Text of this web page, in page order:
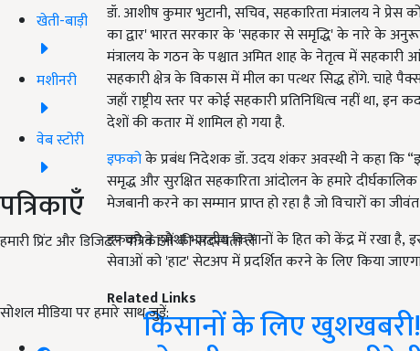
खेती-बाड़ी
मशीनरी
वेब स्टोरी
पत्रिकाएँ
हमारी प्रिंट और डिजिटल पत्रिकाओं की सदस्यता लें
सोशल मीडिया पर हमारे साथ जुड़ें:
डॉ. आशीष कुमार भुटानी, सचिव, सहकारिता मंत्रालय ने प्रेस
का द्वार' भारत सरकार के 'सहकार से समृद्धि' के नारे के
मंत्रालय के गठन के पश्चात अमित शाह के नेतृत्व में
सहकारी क्षेत्र के विकास में मील का पत्थर सिद्ध होंगे. चाहे
जहाँ राष्ट्रीय स्तर पर कोई सहकारी प्रतिनिधित्व नहीं था,
देशों की कतार में शामिल हो गया है.
इफकोके प्रबंध निदेशक डॉ. उदय शंकर अवस्थी ने कहा कि
समृद्ध और सुरक्षित सहकारिता आंदोलन के हमारे दीर्घकालिक
मेजबानी करने का सम्मान प्राप्त हो रहा है जो विचारों का
इफको ने हमेशा भारतीय किसानों के हित को केंद्र में रखा है,
सेवाओं को 'हाट' सेटअप में प्रदर्शित करने के लिए किया
Related Links
किसानों के लिए खुशखबरी!